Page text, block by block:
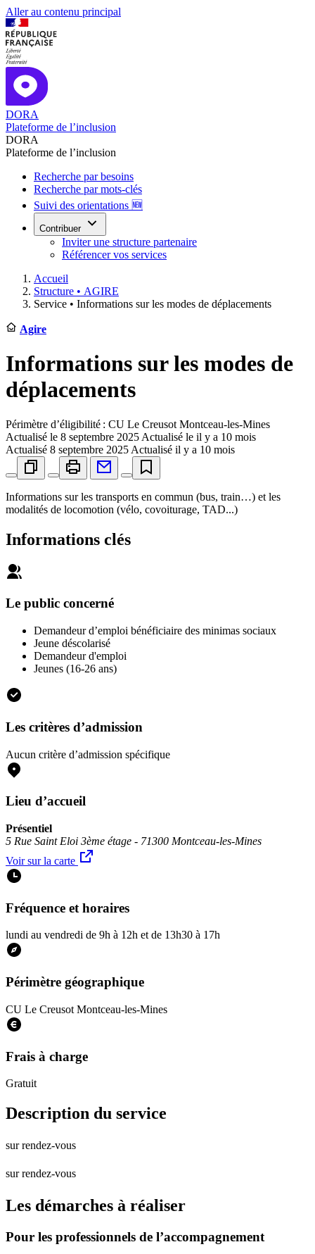
Aller au contenu principal
DORA
Plateforme de l’inclusion
DORA
Plateforme de l’inclusion
Recherche par besoins
Recherche par mots-clés
Suivi des orientations 🆕
Contribuer
Inviter une structure partenaire
Référencer vos services
Accueil
Structure • AGIRE
Service • Informations sur les modes de déplacements
Agire
Informations sur les modes de
déplacements
Périmètre d’éligibilité : CU Le Creusot Montceau-les-Mines
Actualisé le 8 septembre 2025 Actualisé le il y a 10 mois
Actualisé 8 septembre 2025 Actualisé il y a 10 mois
Informations sur les transports en commun (bus, train…) et les
modalités de locomotion (vélo, covoiturage, TAD...)
Informations clés
Le public concerné
Demandeur d’emploi bénéficiaire des minimas sociaux
Jeune déscolarisé
Demandeur d'emploi
Jeunes (16-26 ans)
Les critères d’admission
Aucun critère d’admission spécifique
Lieu d’accueil
Présentiel
5 Rue Saint Eloi 3ème étage - 71300 Montceau-les-Mines
Voir sur la carte
Fréquence et horaires
lundi au vendredi de 9h à 12h et de 13h30 à 17h
Périmètre géographique
CU Le Creusot Montceau-les-Mines
Frais à charge
Gratuit
Description du service
sur rendez-vous
sur rendez-vous
Les démarches à réaliser
Pour les professionnels de l’accompagnement